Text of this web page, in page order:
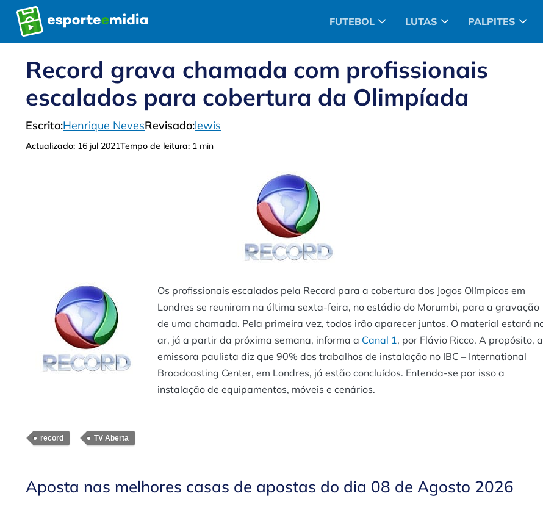
Pular
para
o
FUTEBOL LUTAS PALPITES
Record grava chamada com profissionais
escalados para cobertura da Olimpíada
Escrito:Henrique NevesRevisado:lewis
Actualizado: 16 jul 2021Tempo de leitura: 1 min
Os profissionais escalados pela Record para a cobertura dos Jogos Olímpicos em
Londres se reuniram na última sexta-feira, no estádio do Morumbi, para a gravação
de uma chamada. Pela primeira vez, todos irão aparecer juntos. O material estará
ar, já a partir da próxima semana, informa a Canal 1, por Flávio Ricco. A propósito, a
emissora paulista diz que 90% dos trabalhos de instalação no IBC – International
Broadcasting Center, em Londres, já estão concluídos. Entenda-se por isso a
instalação de equipamentos, móveis e cenários.
record TV Aberta
Aposta nas melhores casas de apostas do dia 08 de Agosto 2026